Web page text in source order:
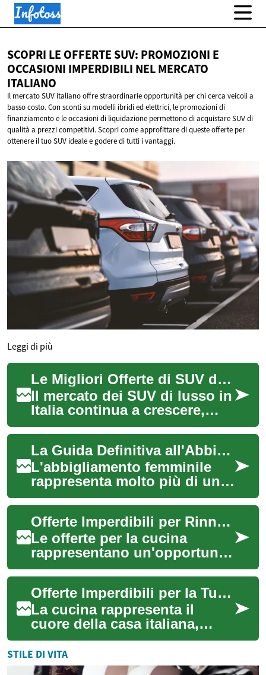
SCOPRI LE OFFERTE SUV: PROMOZIONI E
OCCASIONI IMPERDIBILI NELMERCATO
ITALIANO
Il mercato SUV italiano offre straordinarie opportunità per chi cerca veicoli a
basso costo. Con sconti su modelli ibridi ed elettrici, le promozioni di
finanziamento e le occasioni di liquidazione permettono di acquistare SUV di
qualità a prezzi competitivi. Scopri come approfittare di queste offerte per
ottenere il tuo SUV ideale e godere di tutti i vantaggi.
Leggi di più
Le Migliori Offerte di SUV di Lusso: Guida Completa al Mercato Italiano
Il mercato dei SUV di lusso in
Italia continua a crescere,
offrendo una combinazione
unica di eleganza, prestazioni
e...
La Guida Definitiva all'Abbigliamento Femminile: Tendenze e Occasioni Imperdibili
L'abbigliamento femminile
rappresenta molto più di una
semplice necessità
quotidiana: è un'espressione
di stile perso...
Offerte Imperdibili per Rinnovare la Tua Cucina: Guida Completa al Risparmio
Le offerte per la cucina
rappresentano un'opportunità
eccezionale per trasformare il
cuore della casa in uno
spazio m...
Offerte Imperdibili per la Tua Cucina: Guida Completa al Risparmio
La cucina rappresenta il
cuore della casa italiana,
dove tradizione e innovazione
si fondono per creare
momenti indim...
STILE DI VITA